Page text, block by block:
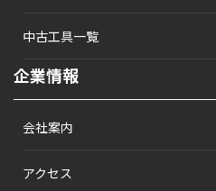
中古工具一覧
企業情報
会社案内
アクセス